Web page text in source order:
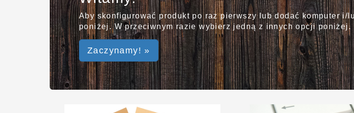
Aby skonfigurować produkt po raz pierwszy lub dodać komputer i/
poniżej. W przeciwnym razie wybierz jedną z innych opcji poniżej.
Zaczynamy! »